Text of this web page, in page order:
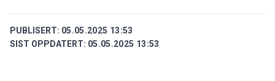
PUBLISERT: 05.05.2025 13:53
SIST OPPDATERT: 05.05.2025 13:53